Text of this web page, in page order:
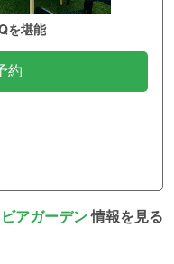
を堪能
約
ビアガーデン情報を見る